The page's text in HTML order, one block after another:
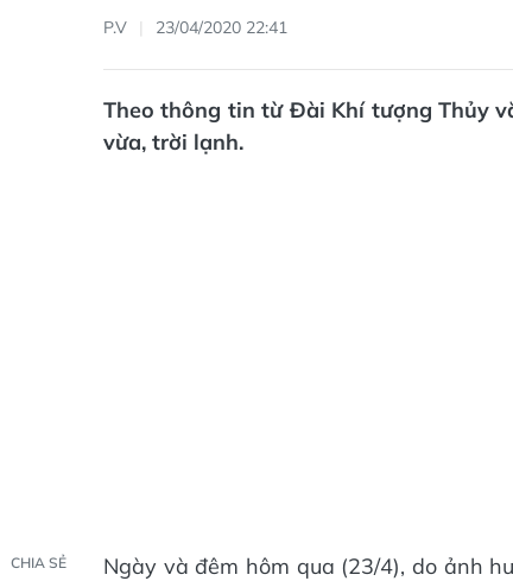
P.V 23/04/2020 22:41
Theo thông tin từ Đài Khí tượng Thủy
vừa, trời lạnh.
CHIA SẺ
Ngày và đêm hôm qua (23/4), do ảnh